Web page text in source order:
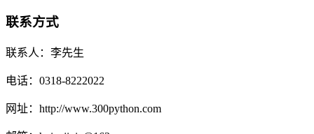
联系方式
联系人：李先生
电话：0318-8222022
网址：http://www.300python.com